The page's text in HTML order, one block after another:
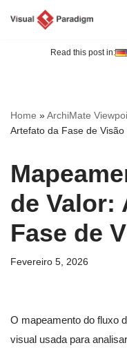
Read this post in:
Home »ArchiMate
Artefato da Fase de Visão
de Valor:
Fase de
Fevereiro 5, 2026
O mapeamento do fluxo
visual usada para